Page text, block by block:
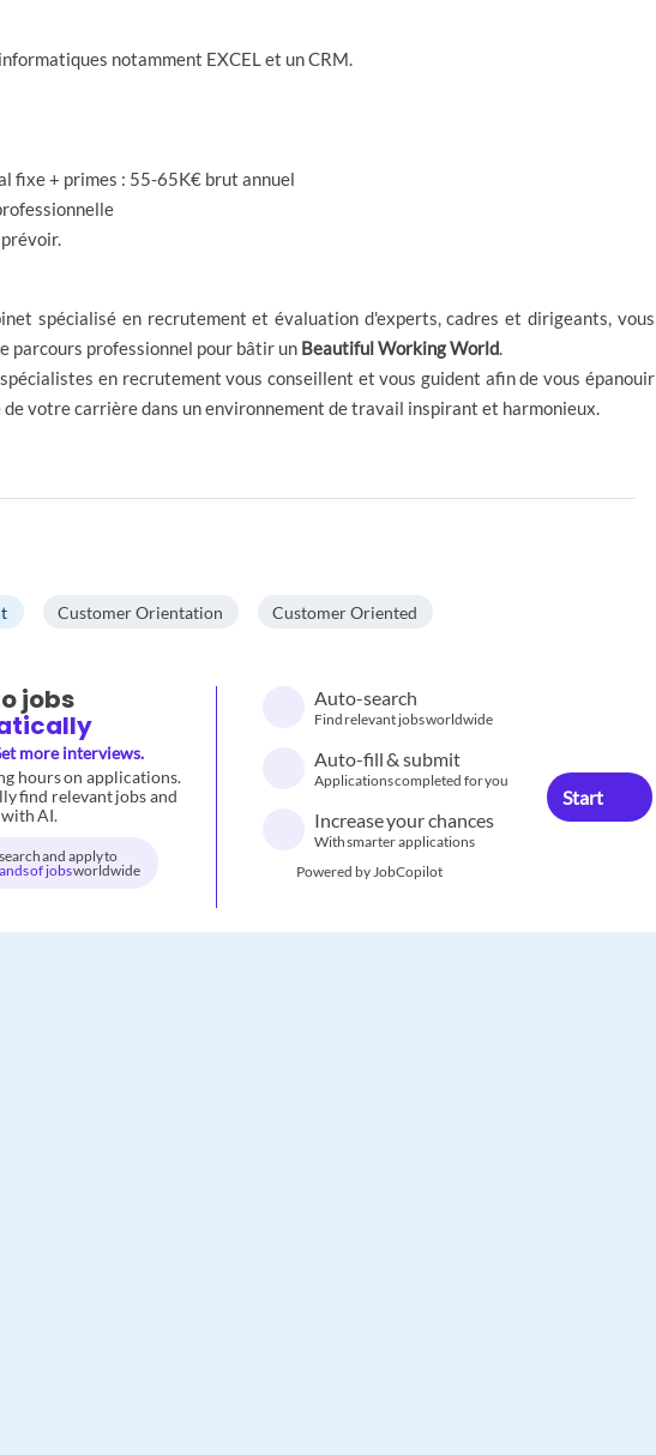
notamment EXCEL et unCRM.
fixe + primes : 55-65K€ brut annuel
spécialisé en recrutement et évaluation d'experts, cadres et dirigeants, vous
parcours professionnel pour bâtir un Beautiful Working World.
en recrutement vous conseillent et vous guident afin de vous épanouir
votre carrière dans un environnement de travail inspirant et harmonieux.
Customer Orientation Customer Oriented
jobs
more interviews.
hours on applications.
find relevant jobs and
AI.
and apply to
of jobsworldwide
Auto-search
Find relevant jobs worldwide
Auto-fill & submit
Applications completed for you
Increase your chances
With smarter applications
Powered by JobCopilot
Start